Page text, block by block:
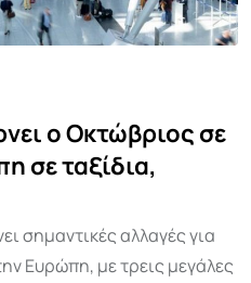
ο Οκτώβριος σε
σε ταξίδια,
σημαντικές αλλαγές για
Ευρώπη, με τρεις μεγάλες